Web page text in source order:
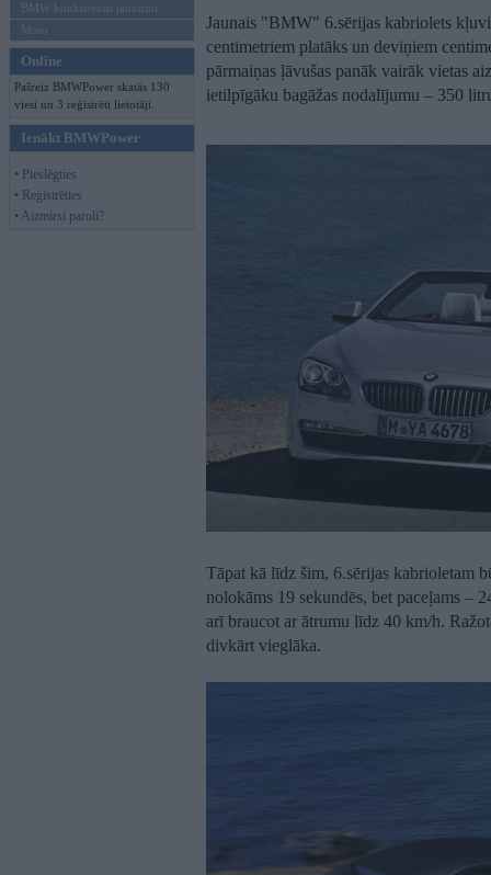
BMW konkurentu jaunumi
Moto
Online
Pašreiz BMWPower skatās 130
viesi un 3 reģistrēti lietotāji.
Ienākt BMWPower
• Pieslēgties
• Reģistrēties
• Aizmirsi paroli?
Jaunais "BMW" 6.sērijas kabriolets
centimetriem platāks un deviņiem
pārmaiņas ļāvušas panāk vairāk vietas
ietilpīgāku bagāžas nodalījumu – 350
Tāpat kā līdz šim, 6.sērijas kabrioletam
nolokāms 19 sekundēs, bet paceļams –
arī braucot ar ātrumu līdz 40 km/h.
divkārt vieglāka.